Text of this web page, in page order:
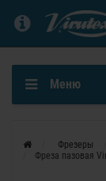
Меню
Фрезеры
Фреза пазовая